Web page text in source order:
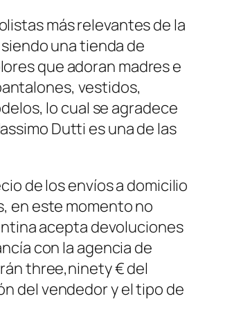
más relevantes de la
una tienda de
que adoran madres e
vestidos,
lo cual se agradece
Dutti es una de las
de los envíos a domicilio
en este momento no
acepta devoluciones
con la agencia de
three,ninety € del
del vendedor y el tipo de